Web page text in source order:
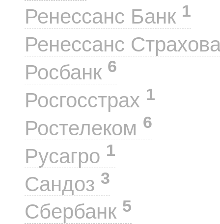
Ренессанс Банк 1
Ренессанс
Росбанк 6
Росгосстрах 1
Ростелеком 6
Русагро 1
Сандоз 3
Сбербанк 5